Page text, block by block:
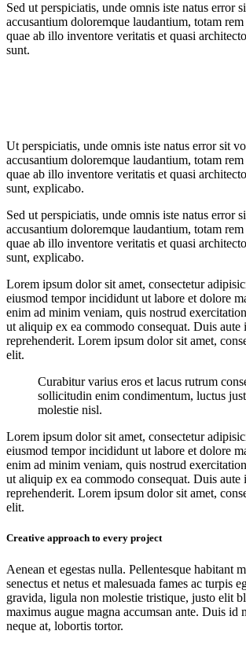
Sed ut perspiciatis, unde omnis iste natus error
accusantium doloremque laudantium, totam rem
quae ab illo inventore veritatis et quasi
sunt.
Ut perspiciatis, unde omnis iste natus error sit
accusantium doloremque laudantium, totam rem
quae ab illo inventore veritatis et quasi
sunt, explicabo.
Sed ut perspiciatis, unde omnis iste natus error
accusantium doloremque laudantium, totam rem
quae ab illo inventore veritatis et quasi
sunt, explicabo.
Lorem ipsum dolor sit amet, consectetur
eiusmod tempor incididunt ut labore et dolore
enim ad minim veniam, quis nostrud
ut aliquip ex ea commodo consequat. Duis aute
reprehenderit. Lorem ipsum dolor sit amet,
elit.
Curabitur varius eros et lacus rutrum
sollicitudin enim condimentum, luctus
molestie nisl.
Lorem ipsum dolor sit amet, consectetur
eiusmod tempor incididunt ut labore et dolore
enim ad minim veniam, quis nostrud
ut aliquip ex ea commodo consequat. Duis aute
reprehenderit. Lorem ipsum dolor sit amet,
elit.
Creative approach to every project
Aenean et egestas nulla. Pellentesque habitant
senectus et netus et malesuada fames ac turpis
gravida, ligula non molestie tristique, justo elit
maximus augue magna accumsan ante. Duis id
neque at, lobortis tortor.